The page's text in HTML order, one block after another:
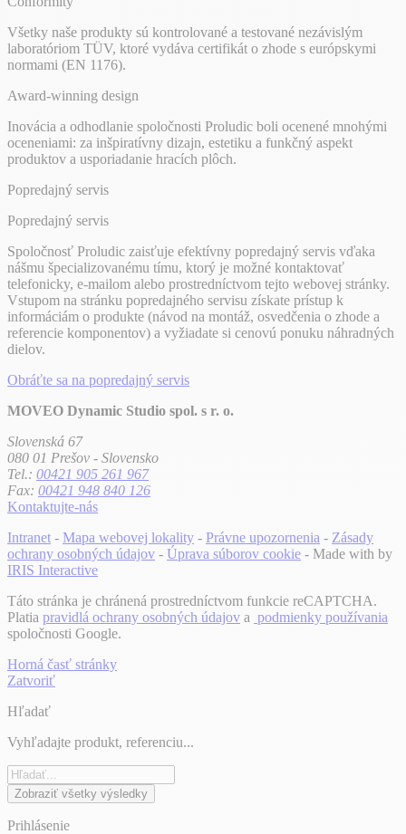
Všetky naše produkty sú kontrolované a testované nezávislým
laboratóriom TÜV, ktoré vydáva certifikát o zhode s európskymi
normami (EN 1176).
Award-winning design
Inovácia a odhodlanie spoločnosti Proludic boli ocenené mnohými
oceneniami: za inšpiratívny dizajn, estetiku a funkčný aspekt
produktov a usporiadanie hracích plôch.
Popredajný servis
Popredajný servis
Spoločnosť Proludic zaisťuje efektívny popredajný servis vďaka
nášmu špecializovanému tímu, ktorý je možné kontaktovať
telefonicky, e-mailom alebo prostredníctvom tejto webovej stránky.
Vstupom na stránku popredajného servisu získate prístup k
informáciám o produkte (návod na montáž, osvedčenia o zhode a
referencie komponentov) a vyžiadate si cenovú ponuku náhradných
dielov.
Obráťte sa na popredajný servis
MOVEO Dynamic Studio spol. s r. o.
Slovenská 67
080 01 Prešov - Slovensko
Tel.: 00421 905 261 967
Fax: 00421 948 840 126
Kontaktujte-nás
Intranet - Mapa webovej lokality - Právne upozornenia - Zásady
ochrany osobných údajov - Úprava súborov cookie - Made with by
IRIS Interactive
Táto stránka je chránená prostredníctvom funkcie reCAPTCHA.
Platia pravidlá ochrany osobných údajov a podmienky používania
spoločnosti Google.
Horná časť stránky
Zatvoriť
Hľadať
Vyhľadajte produkt, referenciu...
Zobraziť všetky výsledky
Prihlásenie